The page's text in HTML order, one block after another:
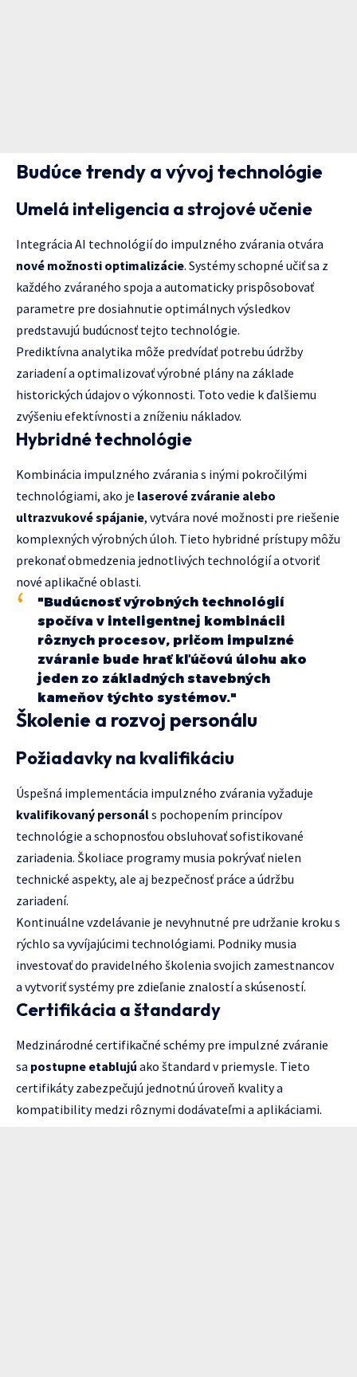
Budúce trendy a vývoj technológie
Umelá inteligencia a strojové učenie
Integrácia AI technológií do impulzného zvárania otvára
nové možnosti optimalizácie. Systémy schopné učiť sa z
každého zváraného spoja a automaticky prispôsobovať
parametre pre dosiahnutie optimálnych výsledkov
predstavujú budúcnosť tejto technológie.
Prediktívna analytika môže predvídať potrebu údržby
zariadení a optimalizovať výrobné plány na základe
historických údajov o výkonnosti. Toto vedie k ďalšiemu
zvýšeniu efektívnosti a zníženiu nákladov.
Hybridné technológie
Kombinácia impulzného zvárania s inými pokročilými
technológiami, ako je laserové zváranie alebo
ultrazvukové spájanie, vytvára nové možnosti pre riešenie
komplexných výrobných úloh. Tieto hybridné prístupy môžu
prekonať obmedzenia jednotlivých technológií a otvoriť
nové aplikačné oblasti.
"Budúcnosť výrobných technológií
spočíva v inteligentnej kombinácii
rôznych procesov, pričom impulzné
zváranie bude hrať kľúčovú úlohu ako
jeden zo základných stavebných
kameňov týchto systémov."
Školenie a rozvoj personálu
Požiadavky na kvalifikáciu
Úspešná implementácia impulzného zvárania vyžaduje
kvalifikovaný personáls pochopením princípov
technológie a schopnosťou obsluhovať sofistikované
zariadenia. Školiace programy musia pokrývať nielen
technické aspekty, ale aj bezpečnosť práce a údržbu
zariadení.
Kontinuálne vzdelávanie je nevyhnutné pre udržanie kroku s
rýchlo sa vyvíjajúcimi technológiami. Podniky musia
investovať do pravidelného školenia svojich zamestnancov
a vytvoriť systémy pre zdieľanie znalostí a skúseností.
Certifikácia a štandardy
Medzinárodné certifikačné schémy pre impulzné zváranie
sa postupne etablujú ako štandard v priemysle. Tieto
certifikáty zabezpečujú jednotnú úroveň kvality a
kompatibility medzi rôznymi dodávateľmi a aplikáciami.